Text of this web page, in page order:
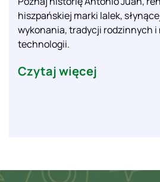
hiszpańskiej marki lalek,
wykonania, tradycji rodzinnych
technologii.
Czytaj więcej